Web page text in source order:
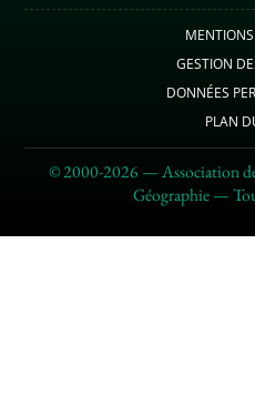
GESTION
DONNÉES
PLAN
© 2000-2026 — Association
Géographie —